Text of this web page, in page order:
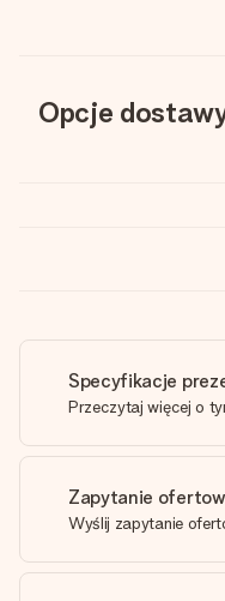
Opcje
Specyfikacje
Przeczytaj więcej o
Zapytanie
Wyślij zapytanie